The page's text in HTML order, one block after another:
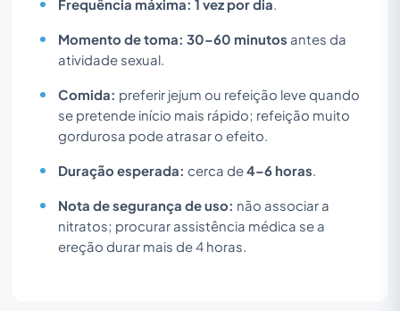
Frequência máxima: 1 vez por dia.
Momento de toma: 30–60 minutos antes da
atividade sexual.
Comida: preferir jejum ou refeição leve quando
se pretende início mais rápido; refeição muito
gordurosa pode atrasar o efeito.
Duração esperada: cerca de4–6 horas.
Nota de segurança de uso: não associar a
nitratos; procurar assistência médica se a
ereção durar mais de 4 horas.